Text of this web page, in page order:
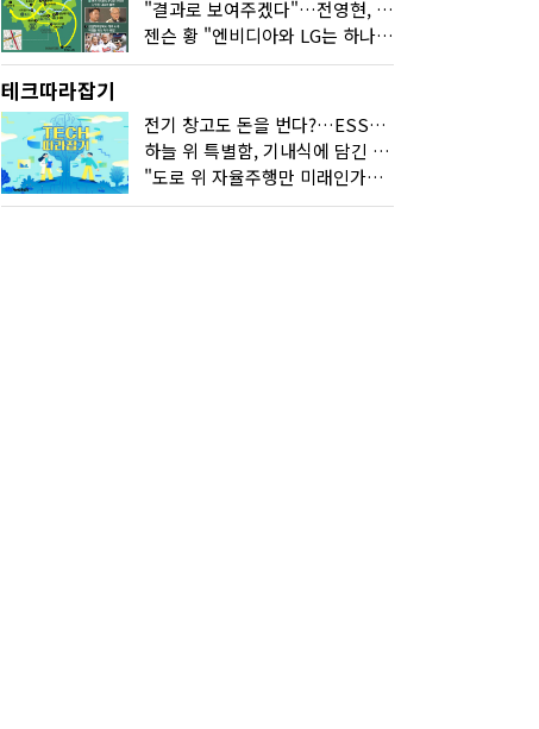
"결과로 보여주겠다"…전영현, 젠슨 황과 HBM5 논의
젠슨 황 "엔비디아와 LG는 하나의 거대한 팀"
테크따라잡기
전기 창고도 돈을 번다?…ESS의 '두뇌' EMO가 뭐길래
하늘 위 특별함, 기내식에 담긴 기술의 세계
"도로 위 자율주행만 미래인가요"…진흙탕서 길 내는 HD현대 AI 기술